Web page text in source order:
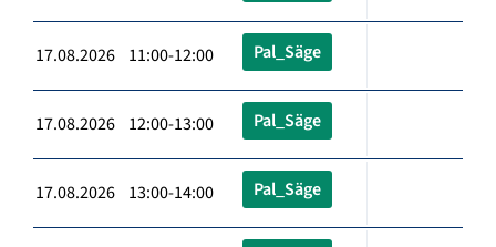
17.08.2026 11:00-12:00 Pal_Säge
17.08.2026 12:00-13:00 Pal_Säge
17.08.2026 13:00-14:00 Pal_Säge